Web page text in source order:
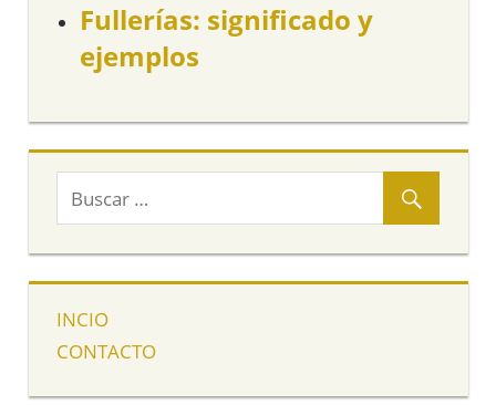
Fullerías: significado y
ejemplos
INCIO
CONTACTO